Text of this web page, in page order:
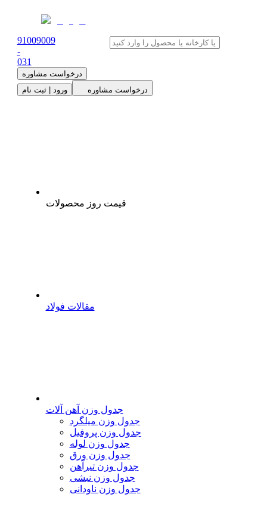
91009009
-
031
درخواست مشاوره
ورود | ثبت نام
درخواست مشاوره
قیمت روز محصولات
مقالات فولاد
جدول وزن آهن آلات
جدول وزن میلگرد
جدول وزن پروفیل
جدول وزن لوله
جدول وزن ورق
جدول وزن تیرآهن
جدول وزن نبشی
جدول وزن ناودانی